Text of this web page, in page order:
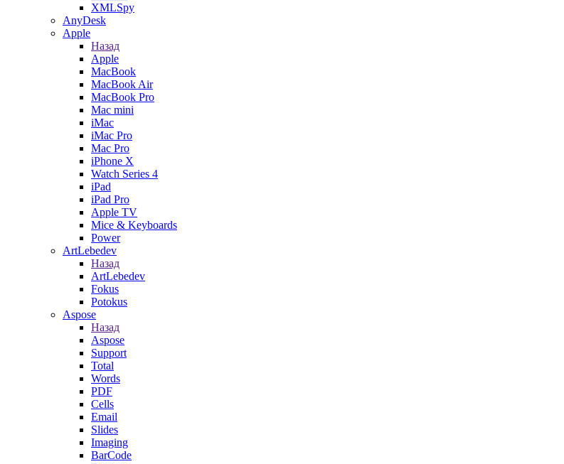
XMLSpy
AnyDesk
Apple
Назад
Apple
MacBook
MacBook Air
MacBook Pro
Mac mini
iMac
iMac Pro
Mac Pro
iPhone X
Watch Series 4
iPad
iPad Pro
Apple TV
Mice & Keyboards
Power
ArtLebedev
Назад
ArtLebedev
Fokus
Potokus
Aspose
Назад
Aspose
Support
Total
Words
PDF
Cells
Email
Slides
Imaging
BarCode